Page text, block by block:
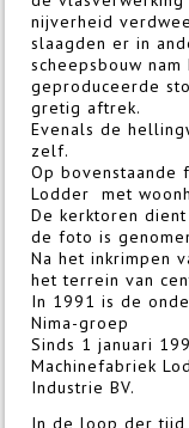
nijverheid
slaagden er in
scheepsbouw
geproduceerde
gretig aftrek.
Evenals de
zelf.
Op bovenstaande
Lodder met
De kerktoren
de foto is
Na het inkrimpen
het terrein van
In 1991 is de
Nima-groep
Sinds 1 januari
Machinefabriek
Industrie BV.
In de loop der